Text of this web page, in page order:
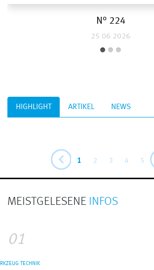
N° 223
30 04 2026
HIGHLIGHT ARTIKEL NEWS
1 2 3 4 5
MEISTGELESENE INFOS
01
TECHNIK